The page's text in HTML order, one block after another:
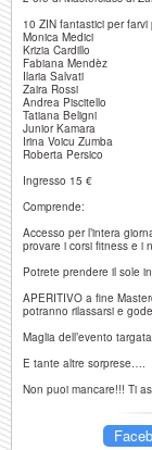
10 ZIN fantastici per
Monica Medici
Krizia Cardillo
Fabiana Mendèz
Ilaria Salvati
Zaira Rossi
Andrea Piscitello
Tatiana Beligni
Junior Kamara
Irina Voicu Zumba
Roberta Persico
Ingresso 15 €
Comprende:
Accesso per l’intera
provare i corsi fitness e i
Potrete prendere il sole
APERITIVO a fine
potranno rilassarsi e
Maglia dell’evento targata
E tante altre sorprese….
Non puoi mancare!!! Ti